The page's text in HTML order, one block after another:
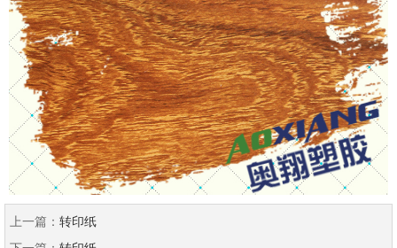
上一篇： 转印纸